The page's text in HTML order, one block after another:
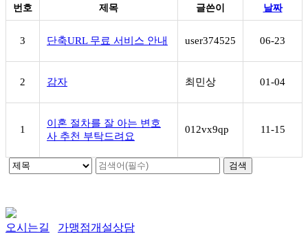
번호 제목 글쓴이 날짜
3 단축URL 무료 서비스 안내 user374525 06-23
2 감자 최민상 01-04
1
이혼 절차를 잘 아는 변호
사 추천 부탁드려요
012vx9qp 11-15
오시는길 가맹점개설상담